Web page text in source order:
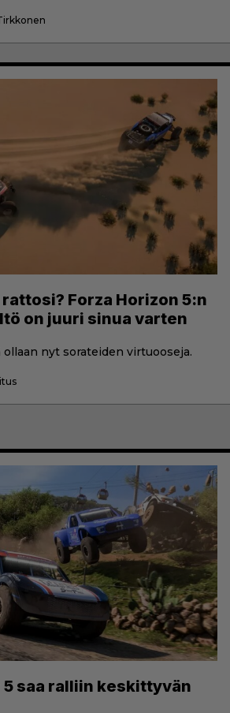
Forza Horizon 5:n
on juuri sinua varten
ollaan nyt sorateiden virtuooseja.
5 saa ralliin keskittyvän